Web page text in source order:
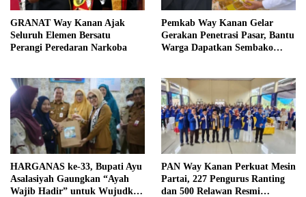
GRANAT Way Kanan Ajak
Seluruh Elemen Bersatu
Perangi Peredaran Narkoba
Pemkab Way Kanan Gelar
Gerakan Penetrasi Pasar, Bantu
Warga Dapatkan Sembako
HARGANAS ke-33, Bupati Ayu
Asalasiyah Gaungkan “Ayah
Wajib Hadir” untuk Wujudkan
PAN Way Kanan Perkuat Mesin
Partai, 227 Pengurus Ranting
dan 500 Relawan Resmi